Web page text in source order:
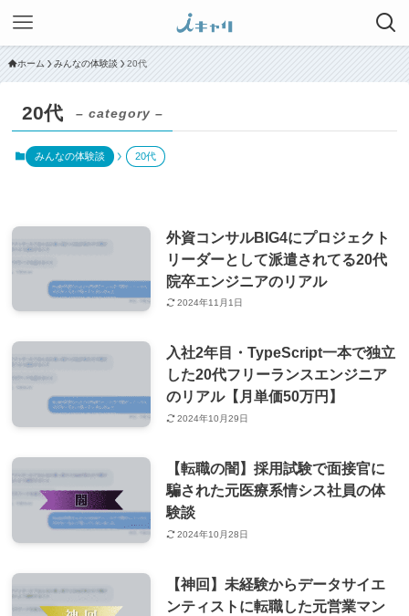
ホーム みんなの体験談 20代
20代 – category –
みんなの体験談 20代
外資コンサルBIG4にプロジェクト
リーダーとして派遣されてる20代
院卒エンジニアのリアル
2024年11月1日
入社2年目・TypeScript一本で独立
した20代フリーランスエンジニア
のリアル【月単価50万円】
2024年10月29日
【転職の闇】採用試験で面接官に
騙された元医療系情シス社員の体
験談
2024年10月28日
【神回】未経験からデータサイエ
ンティストに転職した元営業マン